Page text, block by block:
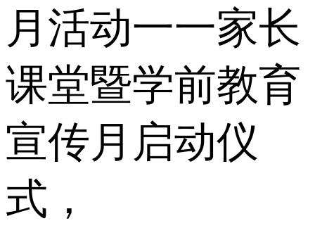
月活动一一家长
课堂暨学前教育
宣传月启动仪
式，